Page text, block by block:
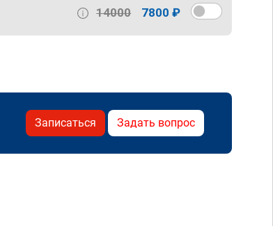
14000 7800 ₽
Записаться Задать вопрос